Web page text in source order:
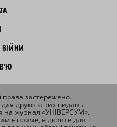
ВІЙНИ
права застережено.
для друкованих видань
на журнал «УНІВЕРСУМ».
є пряме, відкрите для